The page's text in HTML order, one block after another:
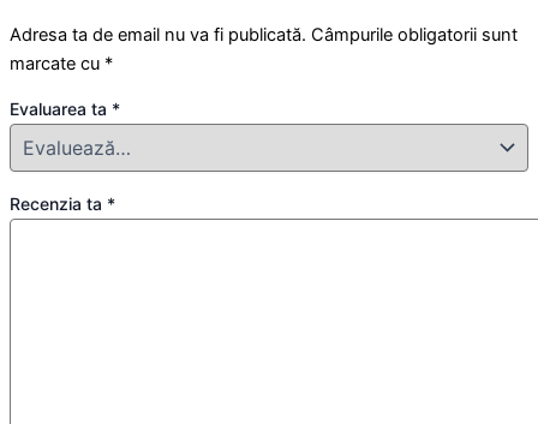
Adresa ta de email nu va fi publicată. Câmpurile obligatorii sunt
marcate cu *
Evaluarea ta *
Recenzia ta *